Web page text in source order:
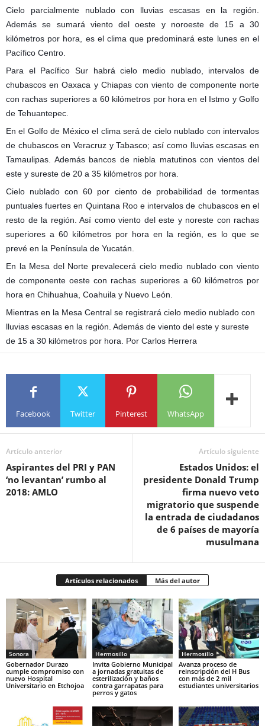
Cielo parcialmente nublado con lluvias escasas en la región.
Además se sumará viento del oeste y noroeste de 15 a 30
kilómetros por hora, es el clima que predominará este lunes en el
Pacífico Centro.
Para el Pacífico Sur habrá cielo medio nublado, intervalos de
chubascos en Oaxaca y Chiapas con viento de componente norte
con rachas superiores a 60 kilómetros por hora en el Istmo y Golfo
de Tehuantepec.
En el Golfo de México el clima será de cielo nublado con intervalos
de chubascos en Veracruz y Tabasco; así como lluvias escasas en
Tamaulipas. Además bancos de niebla matutinos con vientos del
este y sureste de 20 a 35 kilómetros por hora.
Cielo nublado con 60 por ciento de probabilidad de tormentas
puntuales fuertes en Quintana Roo e intervalos de chubascos en el
resto de la región. Así como viento del este y noreste con rachas
superiores a 60 kilómetros por hora en la región, es lo que se
prevé en la Península de Yucatán.
En la Mesa del Norte prevalecerá cielo medio nublado con viento
de componente oeste con rachas superiores a 60 kilómetros por
hora en Chihuahua, Coahuila y Nuevo León.
Mientras en la Mesa Central se registrará cielo medio nublado con
lluvias escasas en la región. Además de viento del este y sureste
de 15 a 30 kilómetros por hora.
Por Carlos Herrera
Facebook Twitter Pinterest WhatsApp
Artículo anterior
Aspirantes del PRI y PAN
‘no levantan’ rumbo al
2018: AMLO
Artículo siguiente
Estados Unidos: el
presidente Donald Trump
firma nuevo veto
migratorio que suspende
la entrada de ciudadanos
de 6 países de mayoría
musulmana
Artículos relacionados Más del autor
Sonora
Gobernador Durazo
cumple compromiso con
nuevo Hospital
Universitario en Etchojoa
Hermosillo
Invita Gobierno Municipal
a jornadas gratuitas de
esterilización y baños
contra garrapatas para
perros y gatos
Hermosillo
Avanza proceso de
reinscripción del H Bus
con más de 2 mil
estudiantes universitarios